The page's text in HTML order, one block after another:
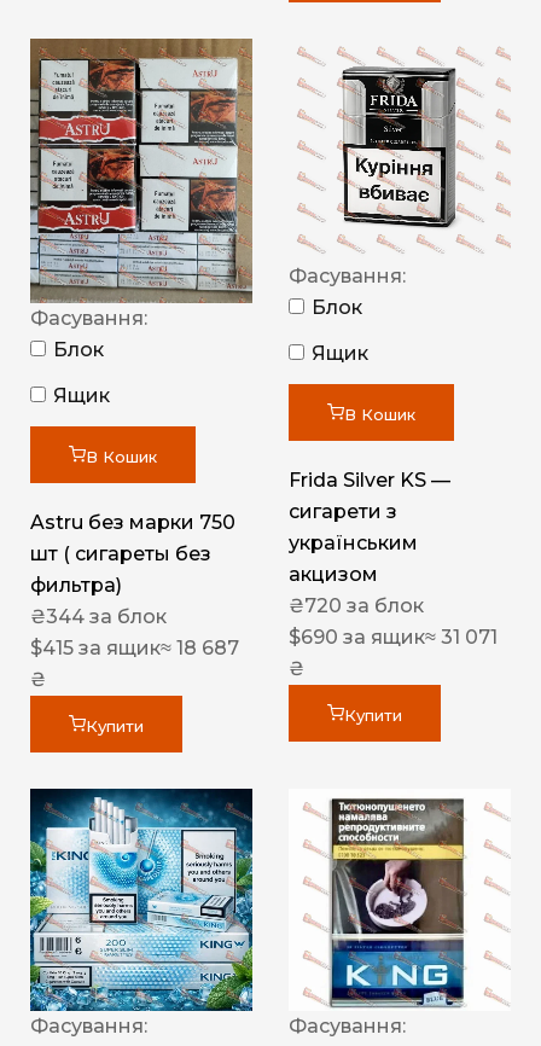
Фасування:
Блок
Ящик
В Кошик
Astru без марки 750
шт ( сигареты без
фильтра)
₴344 за блок
$415 за ящик≈ 18 687
₴
Купити
Фасування:
Блок
Ящик
В Кошик
Frida Silver KS —
сигарети з
українським
акцизом
₴720 за блок
$690 за ящик≈ 31 071
₴
Купити
Фасування:
Фасування: